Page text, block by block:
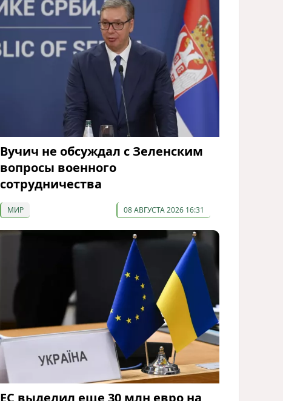
Вучич не обсуждал с Зеленским
вопросы военного
сотрудничества
МИР 08 АВГУСТА 2026 16:31
ЕС выделил еще 30 млн евро на